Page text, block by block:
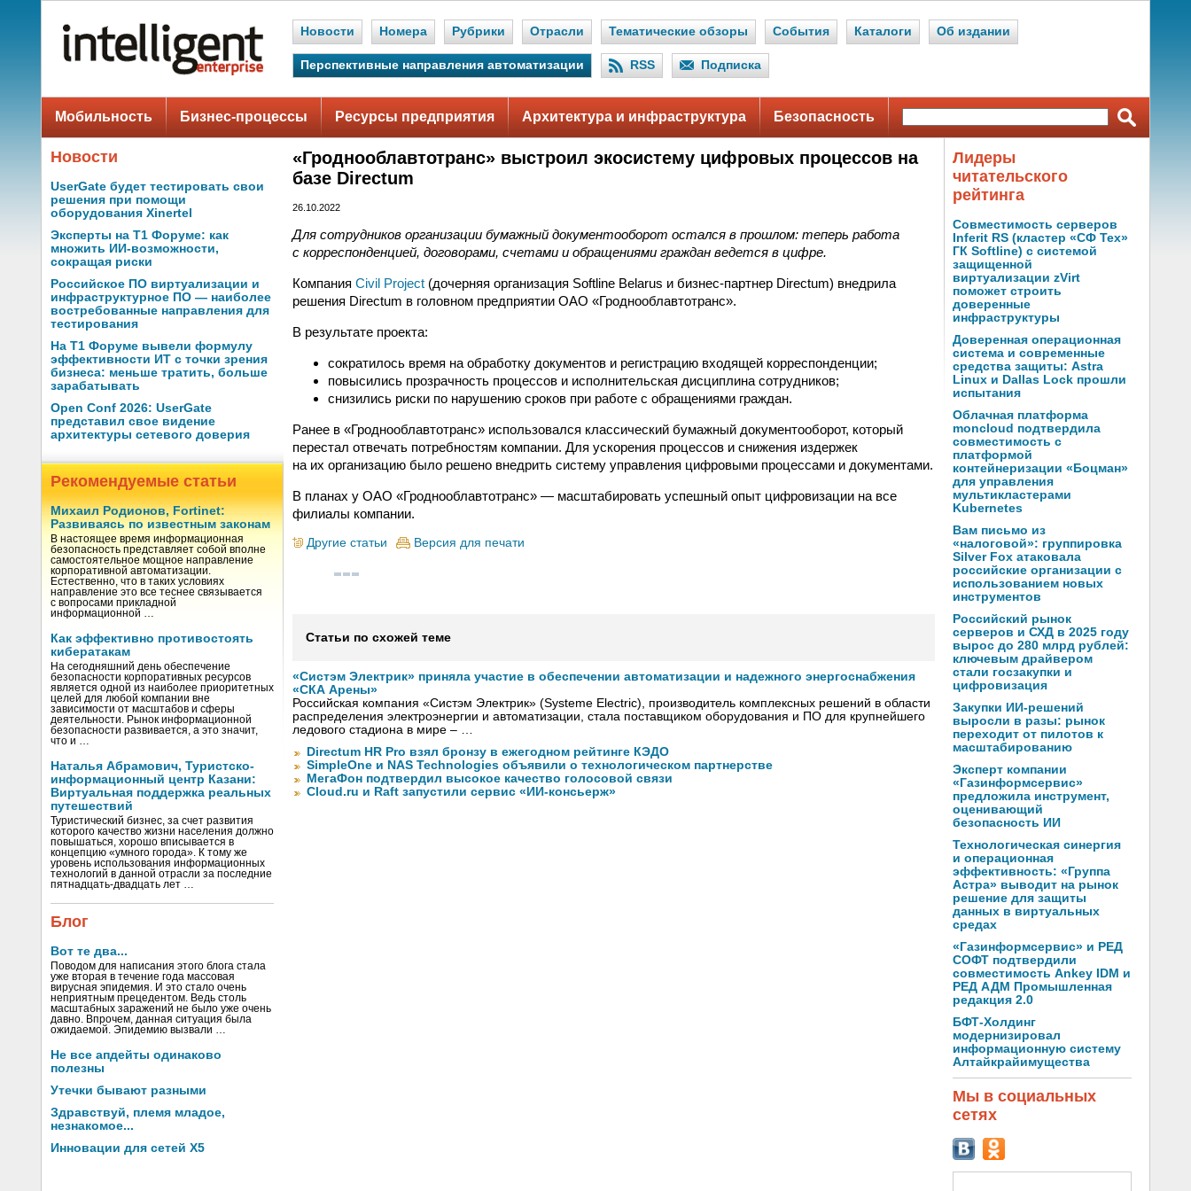
Новости Номера Рубрики Отрасли Тематические обзоры События Каталоги Об издании
Перспективные направления автоматизации RSS Подписка
Мобильность Бизнес-процессы Ресурсы предприятия Архитектура и инфраструктура Безопасность
Новости
UserGate будет тестировать свои
решения при помощи
оборудования Xinertel
Эксперты на Т1 Форуме: как
множить ИИ-возможности,
сокращая риски
Российское ПО виртуализации и
инфраструктурное ПО — наиболее
востребованные направления для
тестирования
На Т1 Форуме вывели формулу
эффективности ИТ с точки зрения
бизнеса: меньше тратить, больше
зарабатывать
Open Conf 2026: UserGate
представил свое видение
архитектуры сетевого доверия
Рекомендуемые статьи
Михаил Родионов, Fortinet:
Развиваясь по известным законам
В настоящее время информационная
безопасность представляет собой вполне
самостоятельное мощное направление
корпоративной автоматизации.
Естественно, что в таких условиях
направление это все теснее связывается
с вопросами прикладной
информационной …
Как эффективно противостоять
кибератакам
На сегодняшний день обеспечение
безопасности корпоративных ресурсов
является одной из наиболее приоритетных
целей для любой компании вне
зависимости от масштабов и сферы
деятельности. Рынок информационной
безопасности развивается, а это значит,
что и …
Наталья Абрамович, Туристско-
информационный центр Казани:
Виртуальная поддержка реальных
путешествий
Туристический бизнес, за счет развития
которого качество жизни населения должно
повышаться, хорошо вписывается в
концепцию «умного города». К тому же
уровень использования информационных
технологий в данной отрасли за последние
пятнадцать-двадцать лет …
Блог
Вот те два...
Поводом для написания этого блога стала
уже вторая в течение года массовая
вирусная эпидемия. И это стало очень
неприятным прецедентом. Ведь столь
масштабных заражений не было уже очень
давно. Впрочем, данная ситуация была
ожидаемой. Эпидемию вызвали …
Не все апдейты одинаково
полезны
Утечки бывают разными
Здравствуй, племя младое,
незнакомое...
Инновации для сетей X5
«Гроднооблавтотранс» выстроил экосистему цифровых процессов на
базе Directum
26.10.2022
Для сотрудников организации бумажный документооборот остался в прошлом: теперь работа
с корреспонденцией, договорами, счетами и обращениями граждан ведется в цифре.
Компания Civil Project (дочерняя организация Softline Belarus и бизнес-партнер Directum) внедрила
решения Directum в головном предприятии ОАО «Гроднооблавтотранс».
В результате проекта:
сократилось время на обработку документов и регистрацию входящей корреспонденции;
повысились прозрачность процессов и исполнительская дисциплина сотрудников;
снизились риски по нарушению сроков при работе с обращениями граждан.
Ранее в «Гроднооблавтотранс» использовался классический бумажный документооборот, который
перестал отвечать потребностям компании. Для ускорения процессов и снижения издержек
на их организацию было решено внедрить систему управления цифровыми процессами и документами.
В планах у ОАО «Гроднооблавтотранс» — масштабировать успешный опыт цифровизации на все
филиалы компании.
Другие статьи Версия для печати
Статьи по схожей теме
«Систэм Электрик» приняла участие в обеспечении автоматизации и надежного энергоснабжения
«СКА Арены»
Российская компания «Систэм Электрик» (Systeme Electric), производитель комплексных решений в области
распределения электроэнергии и автоматизации, стала поставщиком оборудования и ПО для крупнейшего
ледового стадиона в мире – …
Directum HR Pro взял бронзу в ежегодном рейтинге КЭДО
SimpleOne и NAS Technologies объявили о технологическом партнерстве
МегаФон подтвердил высокое качество голосовой связи
Cloud.ru и Raft запустили сервис «ИИ-консьерж»
Лидеры
читательского
рейтинга
Совместимость серверов
Inferit RS (кластер «СФ Тех»
ГК Softline) с системой
защищенной
виртуализации zVirt
поможет строить
доверенные
инфраструктуры
Доверенная операционная
система и современные
средства защиты: Astra
Linux и Dallas Lock прошли
испытания
Облачная платформа
moncloud подтвердила
совместимость с
платформой
контейнеризации «Боцман»
для управления
мультикластерами
Kubernetes
Вам письмо из
«налоговой»: группировка
Silver Fox атаковала
российские организации с
использованием новых
инструментов
Российский рынок
серверов и СХД в 2025 году
вырос до 280 млрд рублей:
ключевым драйвером
стали госзакупки и
цифровизация
Закупки ИИ-решений
выросли в разы: рынок
переходит от пилотов к
масштабированию
Эксперт компании
«Газинформсервис»
предложила инструмент,
оценивающий
безопасность ИИ
Технологическая синергия
и операционная
эффективность: «Группа
Астра» выводит на рынок
решение для защиты
данных в виртуальных
средах
«Газинформсервис» и РЕД
СОФТ подтвердили
совместимость Ankey IDM и
РЕД АДМ Промышленная
редакция 2.0
БФТ-Холдинг
модернизировал
информационную систему
Алтайкрайимущества
Мы в социальных
сетях